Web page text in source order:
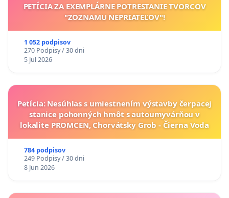
PETÍCIA ZA EXEMPLÁRNE POTRESTANIE TVORCOV
"ZOZNAMU NEPRIATEĽOV"!
1 052 podpisov
270 Podpisy / 30 dni
5 Jul 2026
Petícia: Nesúhlas s umiestnením výstavby čerpacej
stanice pohonných hmôt s autoumyvárňou v
lokalite PROMCEN, Chorvátsky Grob - Čierna Voda
784 podpisov
249 Podpisy / 30 dni
8 Jun 2026